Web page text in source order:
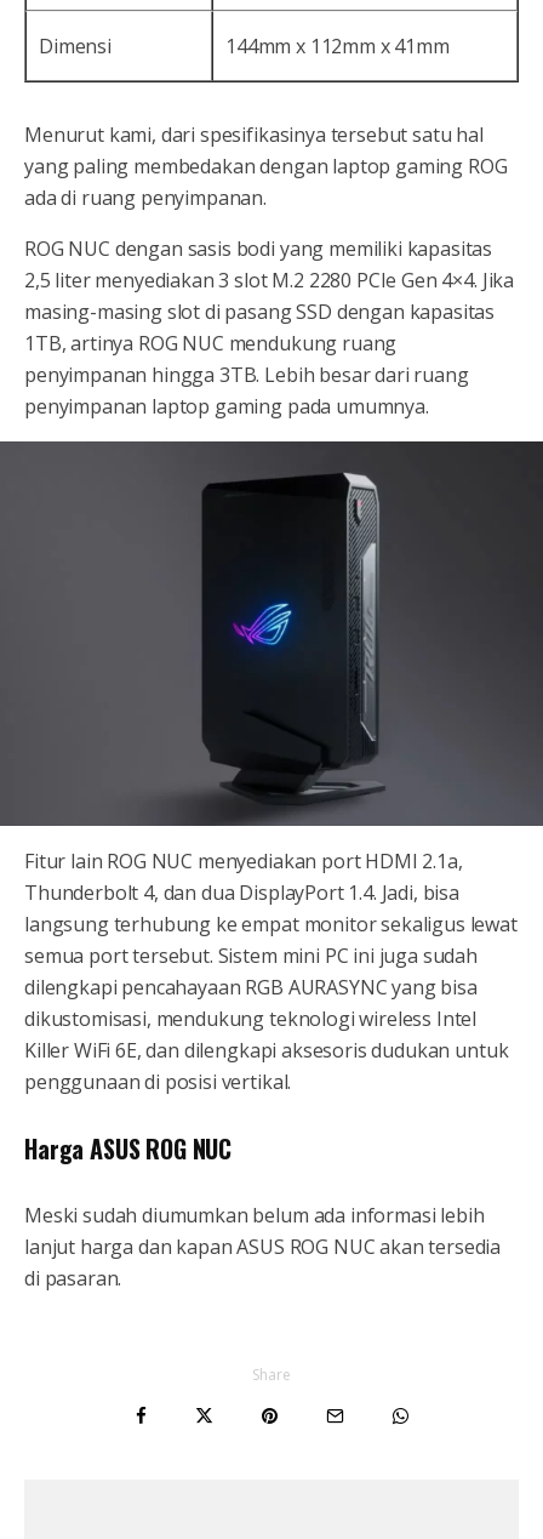
Dimensi 144mm x 112mm x 41mm
Menurut kami, dari spesifikasinya tersebut satu hal
yang paling membedakan dengan laptop gaming ROG
ada di ruang penyimpanan.
ROG NUC dengan sasis bodi yang memiliki kapasitas
2,5 liter menyediakan 3 slot M.2 2280 PCIe Gen 4×4. Jika
masing-masing slot di pasang SSD dengan kapasitas
1TB, artinya ROG NUC mendukung ruang
penyimpanan hingga 3TB. Lebih besar dari ruang
penyimpanan laptop gaming pada umumnya.
Fitur lain ROG NUC menyediakan port HDMI 2.1a,
Thunderbolt 4, dan dua DisplayPort 1.4. Jadi, bisa
langsung terhubung ke empat monitor sekaligus lewat
semua port tersebut. Sistem mini PC ini juga sudah
dilengkapi pencahayaan RGB AURASYNC yang bisa
dikustomisasi, mendukung teknologi wireless Intel
Killer WiFi 6E, dan dilengkapi aksesoris dudukan untuk
penggunaan di posisi vertikal.
Harga ASUS ROG NUC
Meski sudah diumumkan belum ada informasi lebih
lanjut harga dan kapan ASUS ROG NUC akan tersedia
di pasaran.
Share